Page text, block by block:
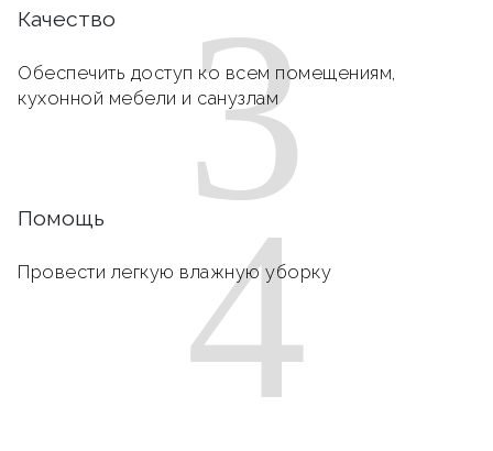
3
Качество
Обеспечить доступ ко всем помещениям,
кухонной мебели и санузлам
4
Помощь
Провести легкую влажную уборку